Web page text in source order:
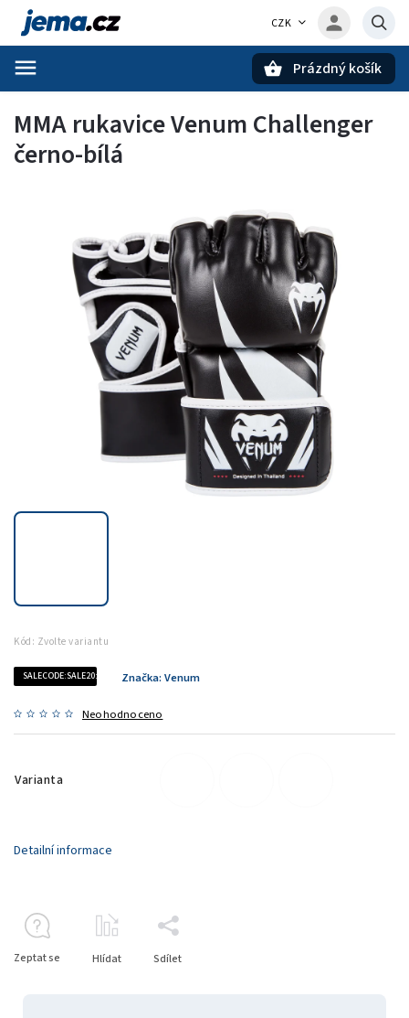
CZK
Prázdný košík
MMA rukavice Venum Challenger
černo-bílá
Kód: Zvolte variantu
SALECODE:SALE20:20:%
Neohodnoceno
Značka: Venum
Varianta
Detailní informace
Zeptat se Hlídat Sdílet